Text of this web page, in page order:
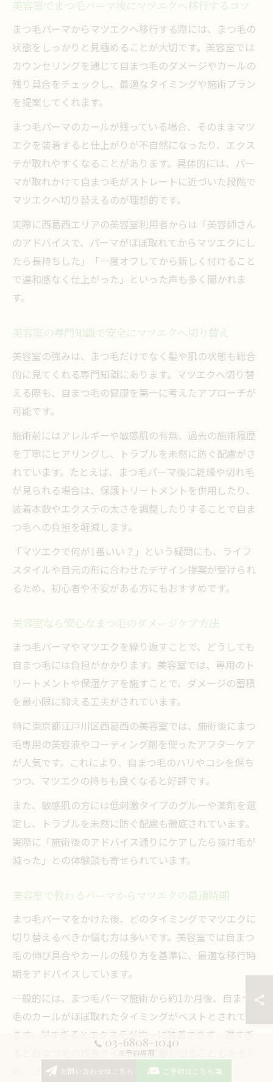
美容室でまつ毛パーマ後にマツエクへ移行するコツ
まつ毛パーマからマツエクへ移行する際には、まつ毛の
状態をしっかりと見極めることが大切です。美容室では
カウンセリングを通じて自まつ毛のダメージやカールの
残り具合をチェックし、最適なタイミングや施術プラン
を提案してくれます。
まつ毛パーマのカールが残っている場合、そのままマツ
エクを装着すると仕上がりが不自然になったり、エクス
テが取れやすくなることがあります。具体的には、パー
マが取れかけて自まつ毛がストレートに近づいた段階で
マツエクへ切り替えるのが理想的です。
実際に西葛西エリアの美容室利用者からは「美容師さん
のアドバイスで、パーマがほぼ取れてからマツエクにし
たら長持ちした」「一度オフしてから新しく付けること
で違和感なく仕上がった」といった声も多く聞かれま
す。
美容室の専門知識で安全にマツエクへ切り替え
美容室の強みは、まつ毛だけでなく髪や肌の状態も総合
的に見てくれる専門知識にあります。マツエクへ切り替
える際も、自まつ毛の健康を第一に考えたアプローチが
可能です。
施術前にはアレルギーや敏感肌の有無、過去の施術履歴
を丁寧にヒアリングし、トラブルを未然に防ぐ配慮がさ
れています。たとえば、まつ毛パーマ後に乾燥や切れ毛
が見られる場合は、保護トリートメントを併用したり、
装着本数やエクステの太さを調整したりすることで自ま
つ毛への負担を軽減します。
「マツエクで何が1番いい？」という疑問にも、ライフ
スタイルや目元の形に合わせたデザイン提案が受けられ
るため、初心者や不安がある方にもおすすめです。
美容室なら安心なまつ毛のダメージケア方法
まつ毛パーマやマツエクを繰り返すことで、どうしても
自まつ毛には負担がかかります。美容室では、専用のト
リートメントや保湿ケアを施すことで、ダメージの蓄積
を最小限に抑える工夫がされています。
特に東京都江戸川区西葛西の美容室では、施術後にまつ
毛専用の美容液やコーティング剤を使ったアフターケア
が人気です。これにより、自まつ毛のハリやコシを保ち
つつ、マツエクの持ちも良くなると好評です。
また、敏感肌の方には低刺激タイプのグルーや薬剤を選
定し、トラブルを未然に防ぐ配慮も徹底されています。
実際に「施術後のアドバイス通りにケアしたら抜け毛が
減った」との体験談も寄せられています。
美容室で教わるパーマからマツエクの最適時期
まつ毛パーマをかけた後、どのタイミングでマツエクに
切り替えるべきか悩む方は多いです。美容室では自まつ
毛の伸び具合やカールの残り方を基準に、最適な移行時
期をアドバイスしています。
一般的には、まつ毛パーマ施術から約1か月後、自まつ
毛のカールがほぼ取れたタイミングがベストとされてい
ます。早すぎるとエクステが均一に装着できず、遅すぎ
ると自まつ毛の成長サイクルに影響が出ることもあるた
め、プロの目で見極めてもらうことが重要です。
03-6808-1040
※予約専用
お問い合わせはこちら
ご予約はこちら